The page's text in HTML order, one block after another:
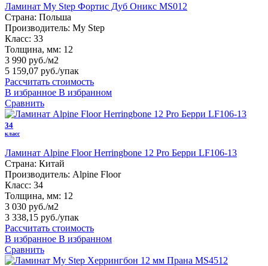
Ламинат My Step Фортис Дуб Оникс MS012
Страна: Польша
Производитель: My Step
Класс: 33
Толщина, мм: 12
3 990 руб./м2
5 159,07 руб./упак
Рассчитать стоимость
В избранное В избранном
Сравнить
34
класс
Ламинат Alpine Floor Herringbone 12 Pro Берри LF106-13
Страна: Китай
Производитель: Alpine Floor
Класс: 34
Толщина, мм: 12
3 030 руб./м2
3 338,15 руб./упак
Рассчитать стоимость
В избранное В избранном
Сравнить